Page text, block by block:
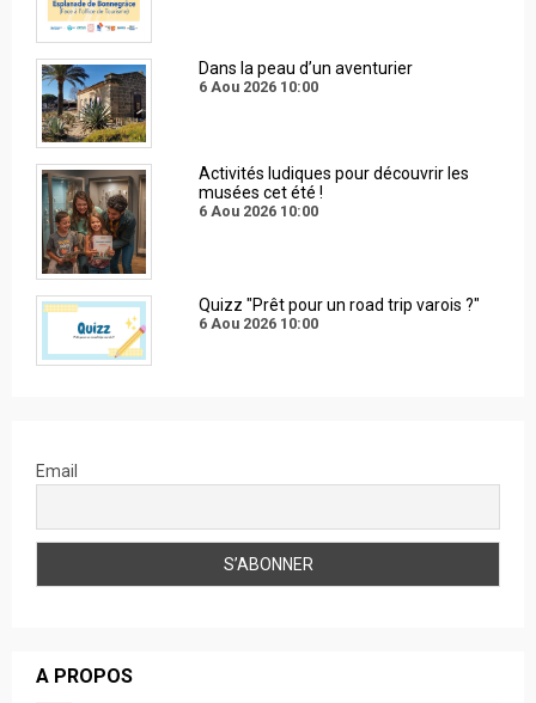
Dans la peau d’un aventurier
6 Aou 2026 10:00
Activités ludiques pour découvrir les
musées cet été !
6 Aou 2026 10:00
Quizz "Prêt pour un road trip varois ?"
6 Aou 2026 10:00
Email
A PROPOS